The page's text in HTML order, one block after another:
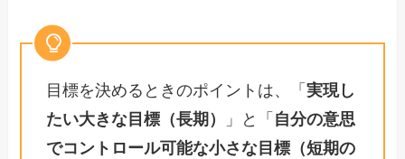
目標を決めるときのポイントは、「実現し
たい大きな目標（長期）
」と「 自分の意思
でコントロール可能な小さな目標（短期の